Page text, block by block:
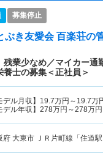
募集停止
ぶき友愛会 百楽荘の
残業少なめ／マイカー通
士の募集＜正社員＞
デル月収】 19.7万円～ 19.7万
デル年収】 278万円～278万円
府 大東市 ＪＲ片町線「住道